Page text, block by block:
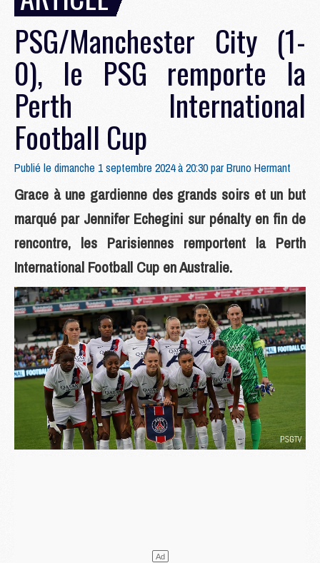
PSG/Manchester City (1-
0), le PSG remporte la
Perth International
Football Cup
Publié le dimanche 1 septembre 2024 à 20:30 parBruno Hermant
Grace à une gardienne des grands soirs et un but
marqué par Jennifer Echegini sur pénalty en fin de
rencontre, les Parisiennes remportent la Perth
International Football Cup en Australie.